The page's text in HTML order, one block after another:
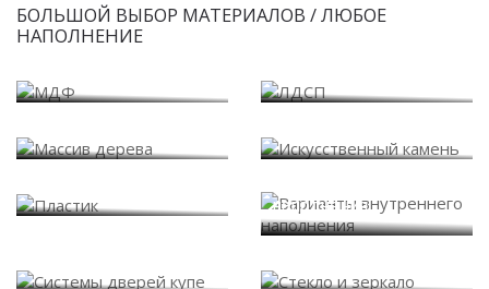
БОЛЬШОЙ ВЫБОР МАТЕРИАЛОВ / ЛЮБОЕ
НАПОЛНЕНИЕ
наполнения